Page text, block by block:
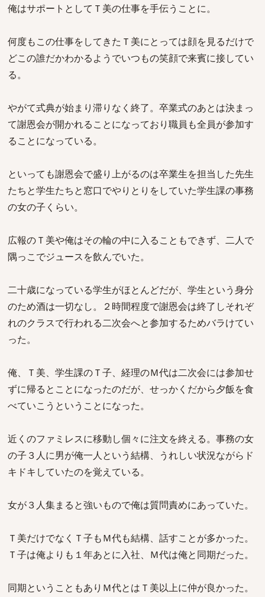
俺はサポートとしてＴ美の仕事を手伝うことに。
何度もこの仕事をしてきたＴ美にとっては顔を見るだけで
どこの誰だかわかるようでいつもの笑顔で来賓に接してい
る。
やがて式典が始まり滞りなく終了。卒業式のあとは決まっ
て謝恩会が開かれることになっており職員も全員が参加す
ることになっている。
といっても謝恩会で盛り上がるのは卒業生を担当した先生
たちと学生たちと窓口でやりとりをしていた学生課の事務
の女の子くらい。
広報のＴ美や俺はその輪の中に入ることもできず、二人で
隅っこでジュースを飲んでいた。
二十歳になっている学生がほとんどだが、学生という身分
のため酒は一切なし。２時間程度で謝恩会は終了しそれぞ
れのクラスで行われる二次会へと参加するためバラけてい
った。
俺、Ｔ美、学生課のＴ子、経理のＭ代は二次会には参加せ
ずに帰るとことになったのだが、せっかくだから夕飯を食
べていこうということになった。
近くのファミレスに移動し個々に注文を終える。事務の女
の子３人に男が俺一人という結構、うれしい状況ながらド
キドキしていたのを覚えている。
女が３人集まると強いもので俺は質問責めにあっていた。
Ｔ美だけでなくＴ子もＭ代も結構、話すことが多かった。
Ｔ子は俺よりも１年あとに入社、Ｍ代は俺と同期だった。
同期ということもありＭ代とはＴ美以上に仲が良かった。